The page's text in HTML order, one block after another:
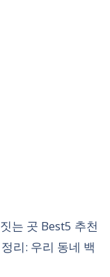
는 곳 Best5 추천
리: 우리 동네 백